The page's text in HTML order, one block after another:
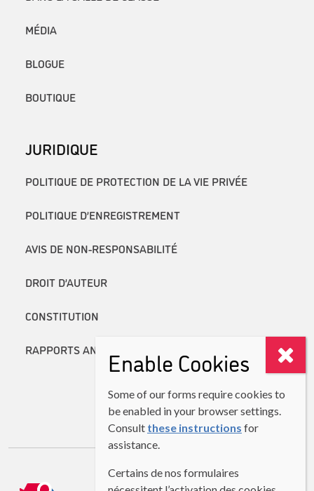
MÉDIA
BLOGUE
BOUTIQUE
JURIDIQUE
POLITIQUE DE PROTECTION DE LA VIE PRIVÉE
POLITIQUE D’ENREGISTREMENT
AVIS DE NON-RESPONSABILITÉ
DROIT D’AUTEUR
CONSTITUTION
RAPPORTS ANNUELSEnable Cookies
Some of our forms require cookies to
be enabled in your browser settings.
Consult these instructions for
assistance.
Certains de nos formulaires